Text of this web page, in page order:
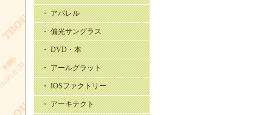
・ アパレル
・ 偏光サングラス
・ DVD・本
・ アールグラット
・ IOSファクトリー
・ アーキテクト